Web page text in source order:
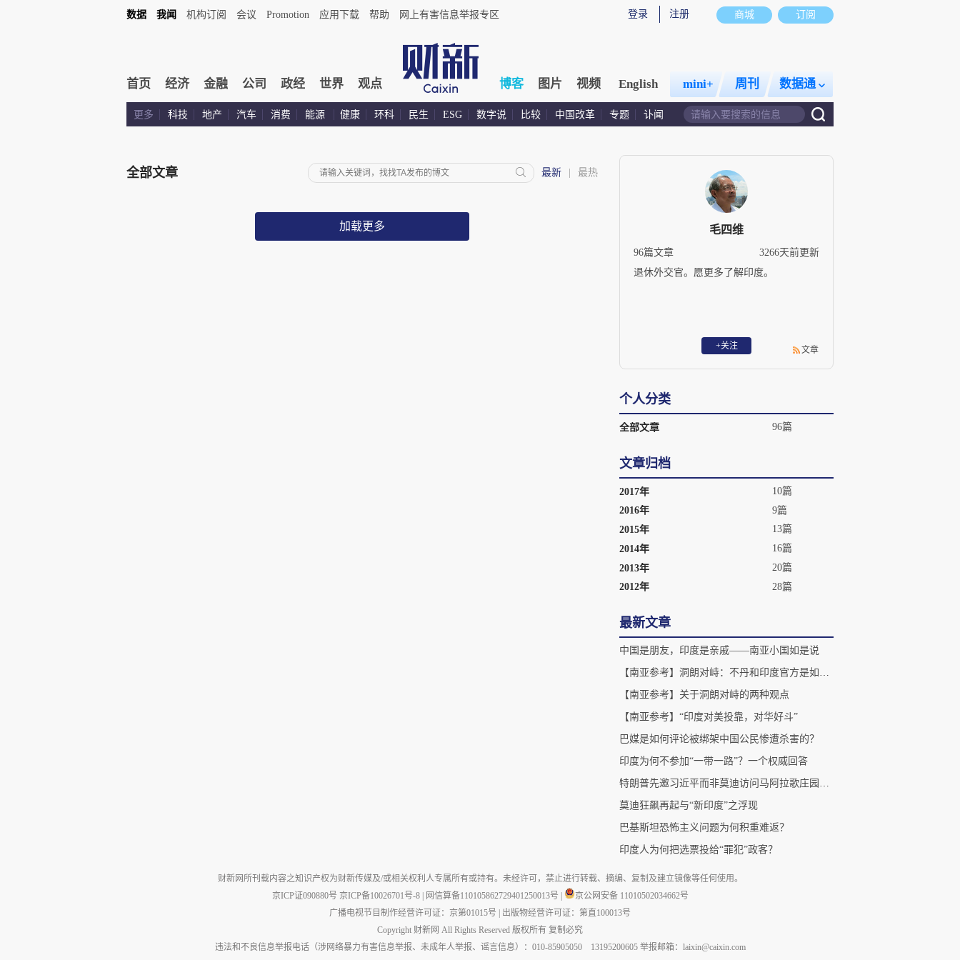
商城 订阅
登录 注册
数据 我闻 机构订阅 会议 Promotion 应用下载 帮助 网上有害信息举报专区
首页 经济 金融 公司 政经 世界 观点 博客 图片 视频 English mini+ 周刊 数据通
更多 科技 地产 汽车 消费 能源 健康 环科 民生 ESG 数字说 比较 中国改革 专题 讣闻
全部文章 最新 最热
加载更多 毛四维
96篇文章
3266天前更新
退休外交官。愿更多了解印度。
+关注 文章
个人分类
全部文章 96篇
文章归档
2017年
10篇
2016年
9篇
2015年
13篇
2014年
16篇
2013年
20篇
2012年
28篇
最新文章
中国是朋友，印度是亲戚——南亚小国如是说
【南亚参考】洞朗对峙：不丹和印度官方是如何表态的？
【南亚参考】关于洞朗对峙的两种观点
【南亚参考】“印度对美投靠，对华好斗”
巴媒是如何评论被绑架中国公民惨遭杀害的？
印度为何不参加“一带一路”？一个权威回答
特朗普先邀习近平而非莫迪访问马阿拉歌庄园，有人很着急！
莫迪狂飙再起与“新印度”之浮现
巴基斯坦恐怖主义问题为何积重难返？
印度人为何把选票投给“罪犯”政客？
财新网所刊载内容之知识产权为财新传媒及/或相关权利人专属所有或持有。未经许可，禁止进行转载、摘编、复制及建立镜像等任何使用。
京ICP证090880号 京ICP备10026701号-8 网信算备110105862729401250013号
京公网安备 11010502034662号
广播电视节目制作经营许可证：京第01015号
出版物经营许可证：第直100013号
Copyright 财新网 All Rights Reserved 版权所有 复制必究
违法和不良信息举报电话（涉网络暴力有害信息举报、未成年人举报、谣言信息）：010-85905050 13195200605 举报邮箱：laixin@caixin.com